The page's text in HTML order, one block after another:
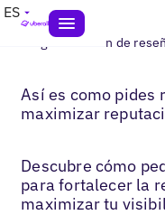
ES
Blogs> Gestión de
Así es como pides
maximizar
Descubre cómo
para fortalecer la
maximizar tu